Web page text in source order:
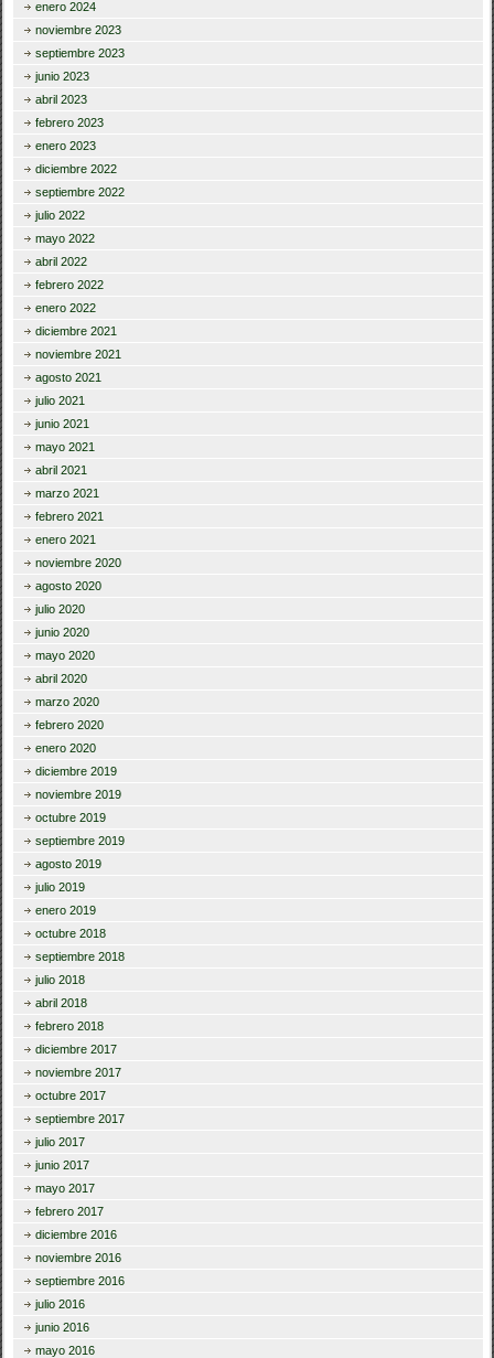
enero 2024
noviembre 2023
septiembre 2023
junio 2023
abril 2023
febrero 2023
enero 2023
diciembre 2022
septiembre 2022
julio 2022
mayo 2022
abril 2022
febrero 2022
enero 2022
diciembre 2021
noviembre 2021
agosto 2021
julio 2021
junio 2021
mayo 2021
abril 2021
marzo 2021
febrero 2021
enero 2021
noviembre 2020
agosto 2020
julio 2020
junio 2020
mayo 2020
abril 2020
marzo 2020
febrero 2020
enero 2020
diciembre 2019
noviembre 2019
octubre 2019
septiembre 2019
agosto 2019
julio 2019
enero 2019
octubre 2018
septiembre 2018
julio 2018
abril 2018
febrero 2018
diciembre 2017
noviembre 2017
octubre 2017
septiembre 2017
julio 2017
junio 2017
mayo 2017
febrero 2017
diciembre 2016
noviembre 2016
septiembre 2016
julio 2016
junio 2016
mayo 2016